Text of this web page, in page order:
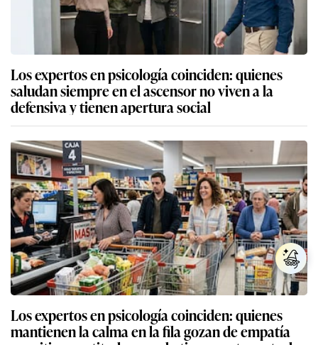
Los expertos en psicología coinciden: quienes
saludan siempre en el ascensor no viven a la
defensiva y tienen apertura social
Los expertos en psicología coinciden: quienes
mantienen la calma en la fila gozan de empatía